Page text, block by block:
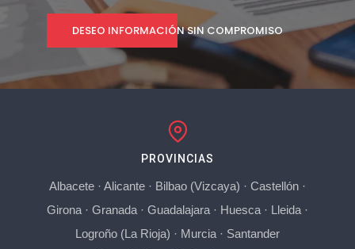
DESEO INFORMACIÓN SIN COMPROMISO
PROVINCIAS
Albacete· Alicante· Bilbao (Vizcaya) · Castellón·
Girona· Granada· Guadalajara· Huesca· Lleida·
Logroño (La Rioja) · Murcia· Santander